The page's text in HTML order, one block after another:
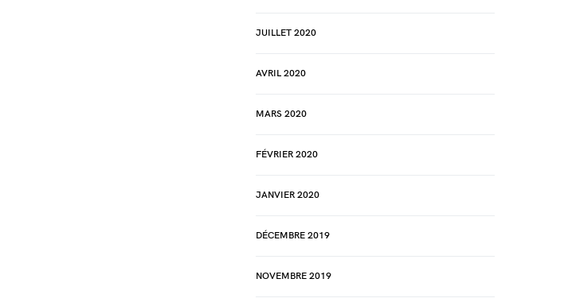
JUILLET 2020
AVRIL 2020
MARS 2020
FÉVRIER 2020
JANVIER 2020
DÉCEMBRE 2019
NOVEMBRE 2019